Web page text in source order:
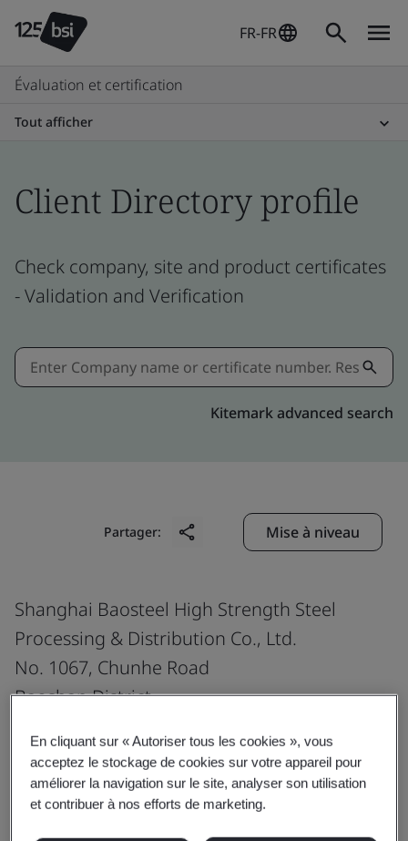
FR-FR
Évaluation et certification
Tout afficher
Client Directory profile
Check company, site and product certificates
- Validation and Verification
Kitemark advanced search
Partager: Mise à niveau
Shanghai Baosteel High Strength Steel
Processing & Distribution Co., Ltd.
No. 1067, Chunhe Road
Baoshan District
China
Certificate number:FM 96669
En cliquant sur « Autoriser tous les cookies », vous
acceptez le stockage de cookies sur votre appareil pour
améliorer la navigation sur le site, analyser son utilisation
et contribuer à nos efforts de marketing.